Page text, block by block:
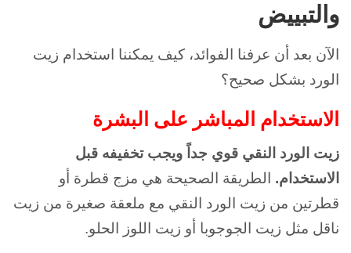
والتبييض
الآن بعد أن عرفنا الفوائد، كيف يمكننا استخدام زيت
الورد بشكل صحيح؟
الاستخدام المباشر على البشرة
زيت الورد النقي قوي جداً ويجب تخفيفه قبل
الاستخدام. الطريقة الصحيحة هي مزج قطرة أو
قطرتين من زيت الورد النقي مع ملعقة صغيرة من زيت
ناقل مثل زيت الجوجوبا أو زيت اللوز الحلو.